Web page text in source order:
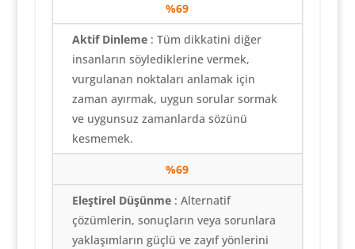
%69
Aktif Dinleme: Tüm dikkatini diğer
insanların söylediklerine vermek,
vurgulanan noktaları anlamak için
zaman ayırmak, uygun sorular sormak
ve uygunsuz zamanlarda sözünü
kesmemek.
%69
Eleştirel Düşünme: Alternatif
çözümlerin, sonuçların veya sorunlara
yaklaşımların güçlü ve zayıf yönlerini